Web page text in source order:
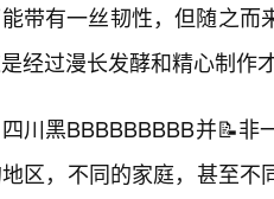
带有一丝韧性，但随之而
经过漫长发酵和精心制作
川黑BBBBBBBBB并📝
区，不同的家庭，甚至